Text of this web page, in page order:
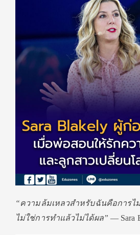
“ความล้มเหลวสำหรับฉันคือการไ
ไม่ใช่การทำแล้วไม่ได้ผล” — Sara